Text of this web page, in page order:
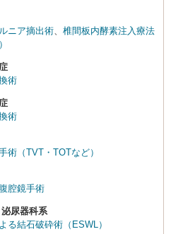
ニア摘出術、 椎間板内酵素注入療法
術
術
術（TVT・TOTなど）
腔鏡手術
尿器科系
る結石破砕術（ESWL）